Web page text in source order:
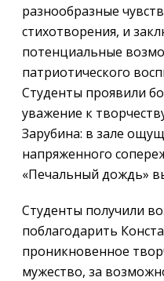
разнообразные
стихотворения, и
потенциальные
патриотического
Студенты проявили
уважение к
Зарубина: в зале
напряженного
«Печальный дождь»
Студенты получили
поблагодарить
проникновенное
мужество, за